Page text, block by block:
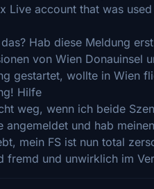
Live account that was
Hab diese Meldung
von Wien Donauinsel
gestartet, wollte in Wien
Hilfe
weg, wenn ich beide
angemeldet und hab
mein FS ist nun total
fremd und unwirklich im